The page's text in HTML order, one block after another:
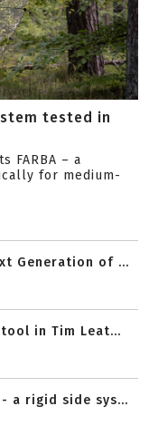
tested in
FARBA – a
for medium-
Generation of ...
in Tim Leat...
a rigid side sys...